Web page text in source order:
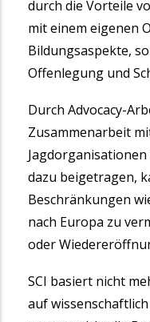
durch die Vorteile
mit einem eigenen
Bildungsaspekte,
Offenlegung und
Durch Advocacy-
Zusammenarbeit
Jagdorganisationen
dazu beigetragen,
Beschränkungen
nach Europa zu
oder
SCI basiert nicht
auf